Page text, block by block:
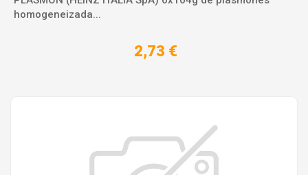
homogeneizada...
2,73 €